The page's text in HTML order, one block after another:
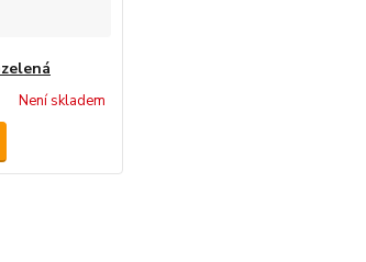
Není skladem